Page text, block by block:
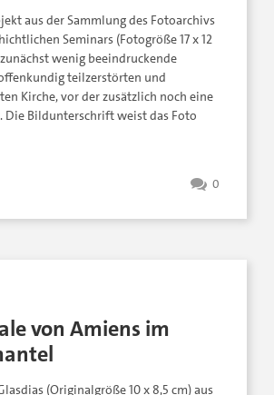
aus der Sammlung des Fotoarchivs
Seminars (Fotogröße 17 x 12
wenig beeindruckende
teilzerstörten und
Kirche, vor der zusätzlich noch eine
Die Bildunterschrift weist das Foto
0
von Amiens im
(Originalgröße 10 x 8,5 cm) aus